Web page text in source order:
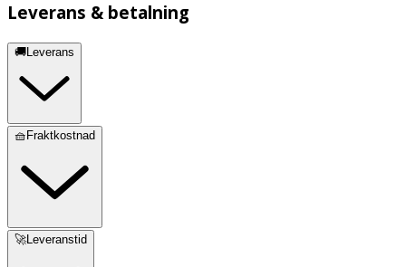
Leverans & betalning
🚚Leverans
🧺Fraktkostnad
🚀Leveranstid